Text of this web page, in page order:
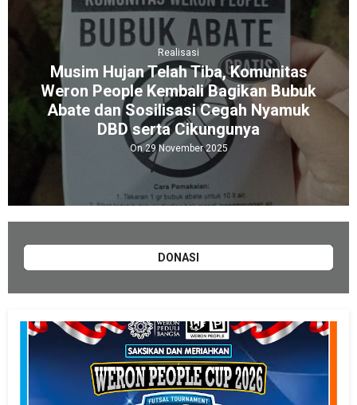
Realisasi
Musim Hujan Telah Tiba, Komunitas
Weron People Kembali Bagikan Bubuk
Abate dan Sosilisasi Cegah Nyamuk
DBD serta Cikungunya
On 29 November 2025
DONASI